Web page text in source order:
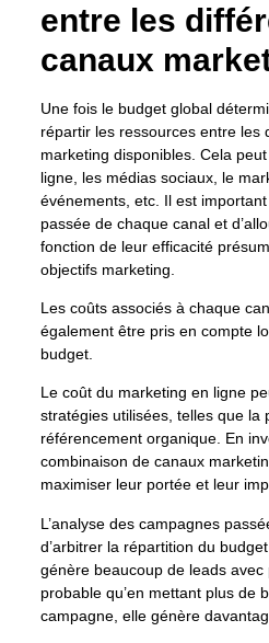
entre les
canaux
Une fois le budget global
répartir les ressources entre les
marketing disponibles. Cela
ligne, les médias sociaux, le
événements, etc. Il est
passée de chaque canal et
fonction de leur efficacité
objectifs marketing.
Les coûts associés à chaque
également être pris en compte
budget.
Le coût du marketing en ligne
stratégies utilisées, telles que la
référencement organique. En
combinaison de canaux
maximiser leur portée et leur
L’analyse des campagnes
d’arbitrer la répartition du
génère beaucoup de leads
probable qu’en mettant plus de
campagne, elle génère